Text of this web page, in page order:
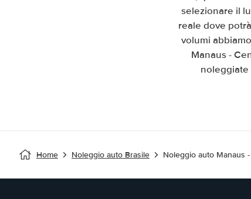
selezionare il
reale dove
volumi
Manaus -
noleggiate
Home Noleggio auto Brasile Noleggio auto Manaus